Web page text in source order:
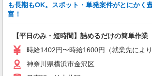
LAPI-Staff株式会社 本社/軽作業窓口
化粧品・コスメ商品の仕分
給1,800円以上（深夜手当含む） ◆月収
246,400円 （日勤シフト10時
場合） 時給1,400円×8h×22日勤務 ◆
316,800円 （夜勤シフト 21時
横浜市金沢区 ★上記以外に
も長期もOK。スポット・単発案件がとにかく
富！
【平日のみ・短時間】詰めるだけの簡単作業
時給1402円〜時給1600円（就業先により
神奈川県横浜市金沢区